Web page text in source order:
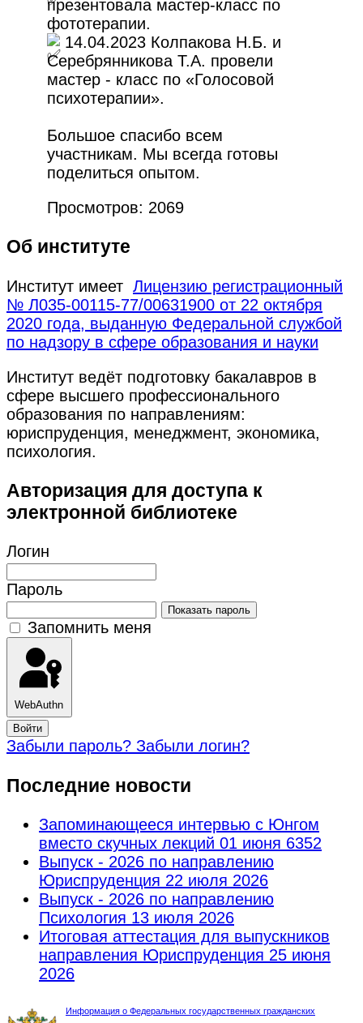
презентовала мастер-класс по
фототерапии.
14.04.2023 Колпакова Н.Б. и
Серебрянникова Т.А. провели
мастер - класс по «Голосовой
психотерапии».
Большое спасибо всем
участникам. Мы всегда готовы
поделиться опытом.
Просмотров: 2069
Об институте
Институт имеет Лицензию регистрационный
№ Л035-00115-77/00631900 от 22 октября
2020 года, выданную Федеральной службой
по надзору в сфере образования и науки
Институт ведёт подготовку бакалавров в
сфере высшего профессионального
образования по направлениям:
юриспруденция, менеджмент, экономика,
психология.
Авторизация для доступа к
электронной библиотеке
Логин
Пароль
Показать пароль
Запомнить меня
WebAuthn
Войти
Забыли пароль? Забыли логин?
Последние новости
Запоминающееся интервью с Юнгом
вместо скучных лекций 01 июня 6352
Выпуск - 2026 по направлению
Юриспруденция 22 июля 2026
Выпуск - 2026 по направлению
Психология 13 июля 2026
Итоговая аттестация для выпускников
направления Юриспруденция 25 июня
2026
Информация о Федеральных государственных гражданских